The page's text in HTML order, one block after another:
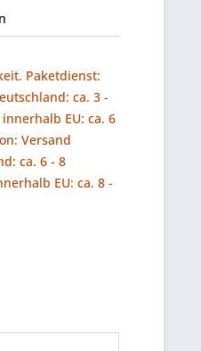
Paketdienst:
ca. 3 -
EU: ca. 6
Versand
ca. 6 - 8
EU: ca. 8 -